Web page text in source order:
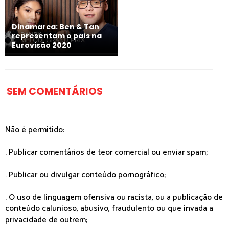
Dinamarca: Ben & Tan
representam o país na
Eurovisão 2020
SEM COMENTÁRIOS
Não é permitido:
. Publicar comentários de teor comercial ou enviar spam;
. Publicar ou divulgar conteúdo pornográfico;
. O uso de linguagem ofensiva ou racista, ou a publicação de
conteúdo calunioso, abusivo, fraudulento ou que invada a
privacidade de outrem;